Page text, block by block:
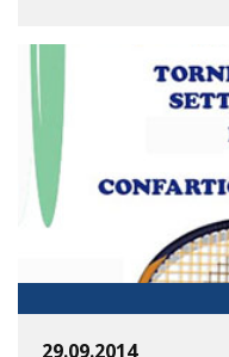
29.09.2014